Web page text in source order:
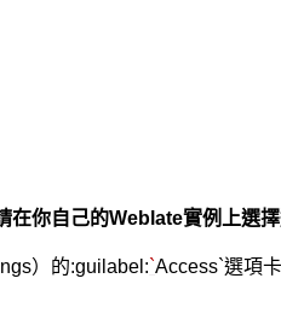
你自己的Weblate實例上選擇
）的:guilabel:`Access`選項